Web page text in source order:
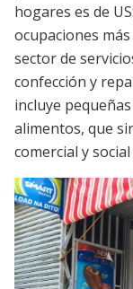
hogares es de
ocupaciones
sector de
confección y
incluye
alimentos, que
comercial y